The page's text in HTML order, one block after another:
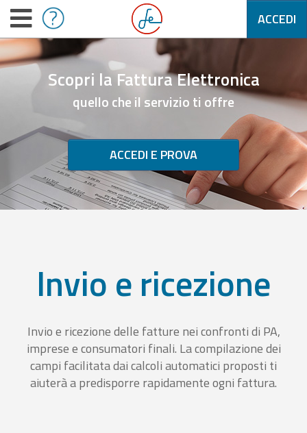
ACCEDI
Scopri la Fattura Elettronica
quello che il servizio ti offre
ACCEDI E PROVA
Invio e ricezione
Invio e ricezione delle fatture nei confronti di PA,
imprese e consumatori finali. La compilazione dei
campi facilitata dai calcoli automatici proposti ti
aiuterà a predisporre rapidamente ogni fattura.